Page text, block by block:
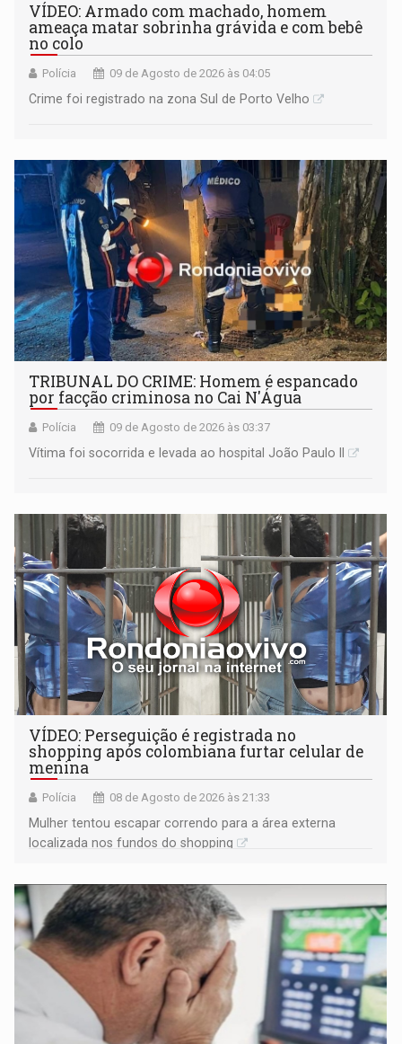
VÍDEO: Armado com machado, homem
ameaça matar sobrinha grávida e com bebê
no colo
Polícia 09 de Agosto de 2026 às 04:05
Crime foi registrado na zona Sul de Porto Velho
TRIBUNAL DO CRIME: Homem é espancado
por facção criminosa no Cai N'Água
Polícia 09 de Agosto de 2026 às 03:37
Vítima foi socorrida e levada ao hospital João Paulo II
VÍDEO: Perseguição é registrada no
shopping após colombiana furtar celular de
menina
Polícia 08 de Agosto de 2026 às 21:33
Mulher tentou escapar correndo para a área externa
localizada nos fundos do shopping